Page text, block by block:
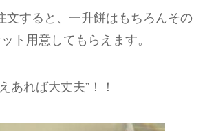
文すると、一升餅はもちろんその
ト用意してもらえます。
あれば大丈夫”！！